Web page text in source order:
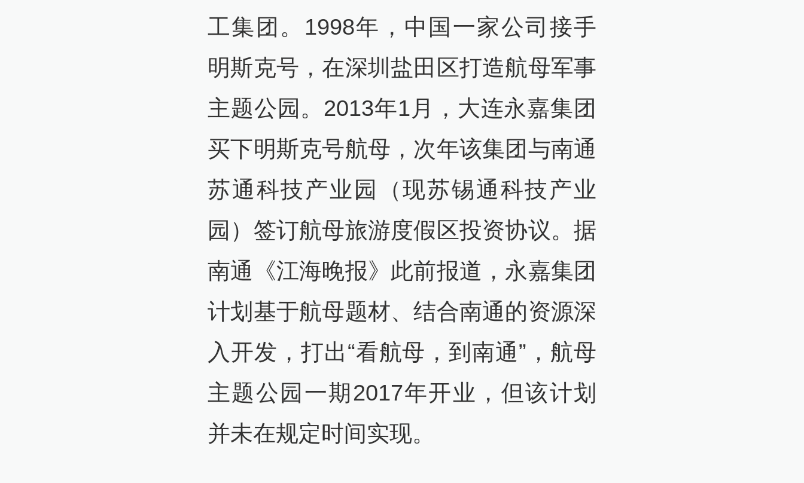
工集团。1998年，中国一家公司接手
明斯克号，在深圳盐田区打造航母军事
主题公园。2013年1月，大连永嘉集团
买下明斯克号航母，次年该集团与南通
苏通科技产业园（现苏锡通科技产业
园）签订航母旅游度假区投资协议。据
南通《江海晚报》此前报道，永嘉集团
计划基于航母题材、结合南通的资源深
入开发，打出“看航母，到南通”，航母
主题公园一期2017年开业，但该计划
并未在规定时间实现。